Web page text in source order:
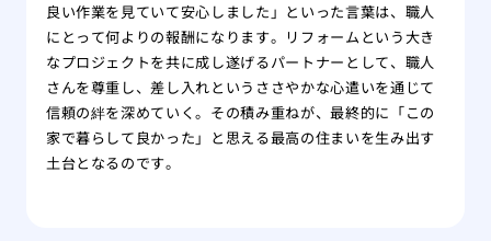
良い作業を見ていて安心しました」といった言葉は、職人
にとって何よりの報酬になります。リフォームという大き
なプロジェクトを共に成し遂げるパートナーとして、職人
さんを尊重し、差し入れというささやかな心遣いを通じて
信頼の絆を深めていく。その積み重ねが、最終的に「この
家で暮らして良かった」と思える最高の住まいを生み出す
土台となるのです。